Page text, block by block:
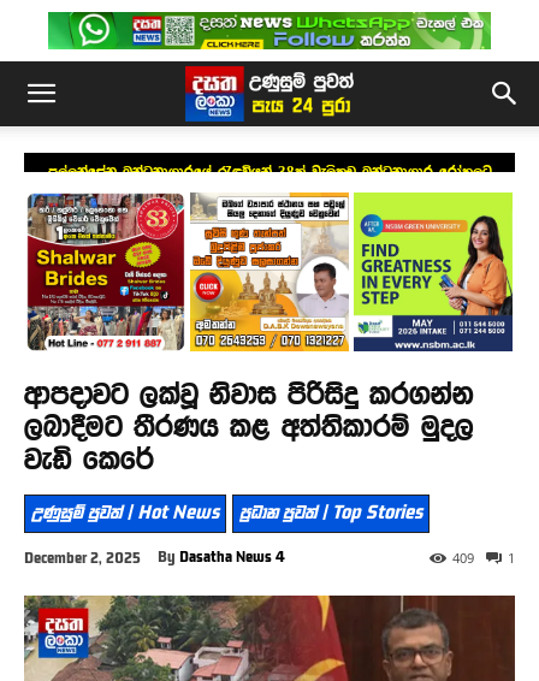
පල්ලන්සේන බන්ධනාගාරයේ රැඳවියන් 38ක් වැලිකඩ බන්ධනාගාර රෝහලට
ආපදාවට ලක්වූ නිවාස පිරිසිදු කරගන්න
ලබාදීමට තීරණය කළ අත්තිකාරම් මුදල
වැඩි කෙරේ
උණුසුම් පුවත් | Hot News ප්‍රධාන පුවත් | Top Stories
December 2, 2025 By Dasatha News 4 1
409